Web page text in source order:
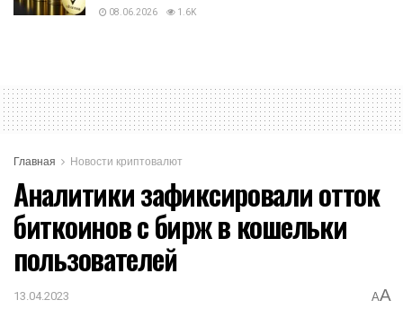
08.06.2026 1.6K
Главная Новости криптовалют
Аналитики зафиксировали отток
биткоинов с бирж в кошельки
пользователей
13.04.2023 AA